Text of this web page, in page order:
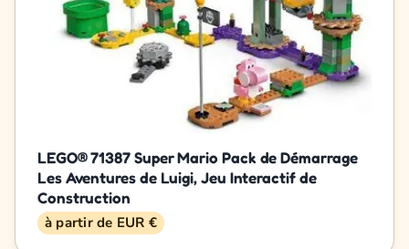
LEGO® 71387 Super Mario Pack de Démarrage
Les Aventures de Luigi, Jeu Interactif de
Construction
à partir de EUR €